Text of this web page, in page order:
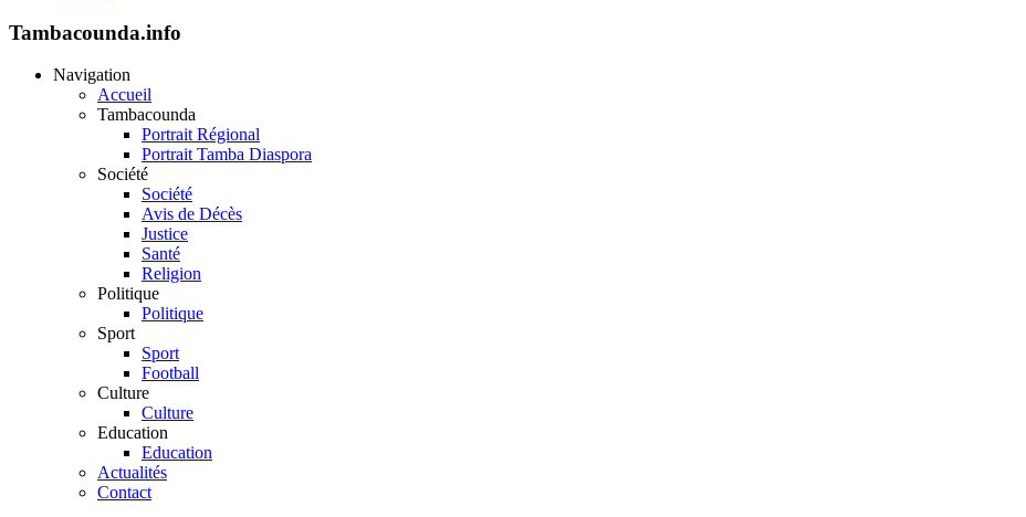
Tambacounda.info
Navigation
Accueil
Tambacounda
Portrait Régional
Portrait Tamba Diaspora
Société
Société
Avis de Décès
Justice
Santé
Religion
Politique
Politique
Sport
Sport
Football
Culture
Culture
Education
Education
Actualités
Contact